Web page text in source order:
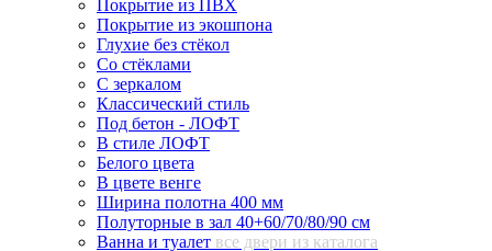
Покрытие из ПВХ
Покрытие из экошпона
Глухие без стёкол
Со стёклами
С зеркалом
Классический стиль
Под бетон - ЛОФТ
В стиле ЛОФТ
Белого цвета
В цвете венге
Ширина полотна 400 мм
Полуторные в зал 40+60/70/80/90 см
Ванна и туалет все двери из каталога